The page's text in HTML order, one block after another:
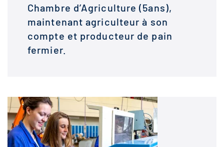
Chambre d’Agriculture (5ans),
maintenant agriculteur à son
compte et producteur de pain
fermier.